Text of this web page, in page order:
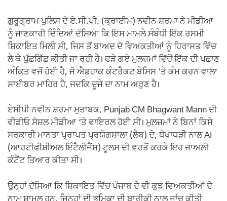
ਗੁਰੂਗ੍ਰਾਮ ਪੁਲਿਸ ਦੇ ਏ.ਸੀ.ਪੀ. (ਕ੍ਰਾਈਮ) ਨਵੀਨ ਸ਼ਰਮਾ ਨੇ ਮੀਡੀਆ
ਨੂੰ ਜਾਣਕਾਰੀ ਦਿੰਦਿਆਂ ਦੱਸਿਆ ਕਿ ਇਸ ਮਾਮਲੇ ਸੰਬੰਧੀ ਇੱਕ ਰਸਮੀ
ਸ਼ਿਕਾਇਤ ਮਿਲੀ ਸੀ, ਜਿਸ ਤੋਂ ਬਾਅਦ ਦੋ ਵਿਅਕਤੀਆਂ ਨੂੰ ਹਿਰਾਸਤ ਵਿੱਚ
ਲੈ ਕੇ ਪੁੱਛਗਿੱਛ ਕੀਤੀ ਜਾ ਰਹੀ ਹੈ। ਫੜੇ ਗਏ ਮੁਲਜ਼ਮਾਂ ਵਿੱਚੋਂ ਇੱਕ ਦੀ ਪਛਾਣ
ਅੰਕਿਤ ਵਜੋਂ ਹੋਈ ਹੈ, ਜੋ ਐਡਹਾਕ ਕੰਟਰੈਕਟ ਬੇਸਿਸ ‘ਤੇ ਕੰਮ ਕਰਨ ਵਾਲਾ
ਸਾਈਬਰ ਮਾਹਿਰ ਹੈ, ਜਦਕਿ ਦੂਜੇ ਦਾ ਨਾਮ ਅਰੁਣ ਹੈ।
ਏਸੀਪੀ ਨਵੀਨ ਸ਼ਰਮਾ ਮੁਤਾਬਕ, Punjab CM Bhagwant Mann ਦੀ
ਵੀਡੀਓ ਸੋਸ਼ਲ ਮੀਡੀਆ ‘ਤੇ ਵਾਇਰਲ ਹੋਈ ਸੀ। ਮੁਲਜ਼ਮਾਂ ਨੇ ਬਿਨਾਂ ਕਿਸੇ
ਸਰਕਾਰੀ ਮਾਨਤਾ ਪ੍ਰਾਪਤ ਪ੍ਰਯੋਗਸ਼ਾਲਾ (ਲੈਬ) ਦੇ, ਧੋਖਾਧੜੀ ਨਾਲ AI
(ਆਰਟੀਫੀਸ਼ੀਅਲ ਇੰਟੈਲੀਜੈਂਸ) ਟੂਲਸ ਦੀ ਵਰਤੋਂ ਕਰਕੇ ਇਹ ਜਾਅਲੀ
ਕੰਟੈਂਟ ਤਿਆਰ ਕੀਤਾ ਸੀ।
ਉਨ੍ਹਾਂ ਦੱਸਿਆ ਕਿ ਸ਼ਿਕਾਇਤ ਵਿੱਚ ਪੰਜਾਬ ਦੇ ਵੀ ਕੁਝ ਵਿਅਕਤੀਆਂ ਦੇ